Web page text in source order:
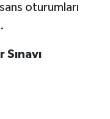
oturumları